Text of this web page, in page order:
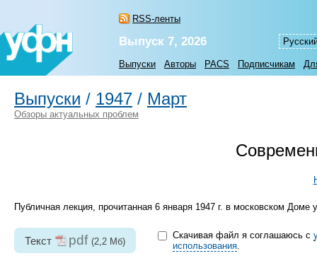
RSS-ленты
Выпуск 7, 2026
Выпуски Авторы PACS Подписчикам
Выпуски / 1947 / Март
Обзоры актуальных проблем
Публичная лекция, прочитанная 6 января 1947 г. в московском Доме
Текст pdf (2,2 Мб)
Скачивая файл я соглашаюсь с
использования.